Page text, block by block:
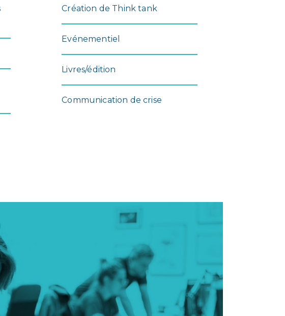
Création de Think tank
Evénementiel
Livres/édition
Communication de crise